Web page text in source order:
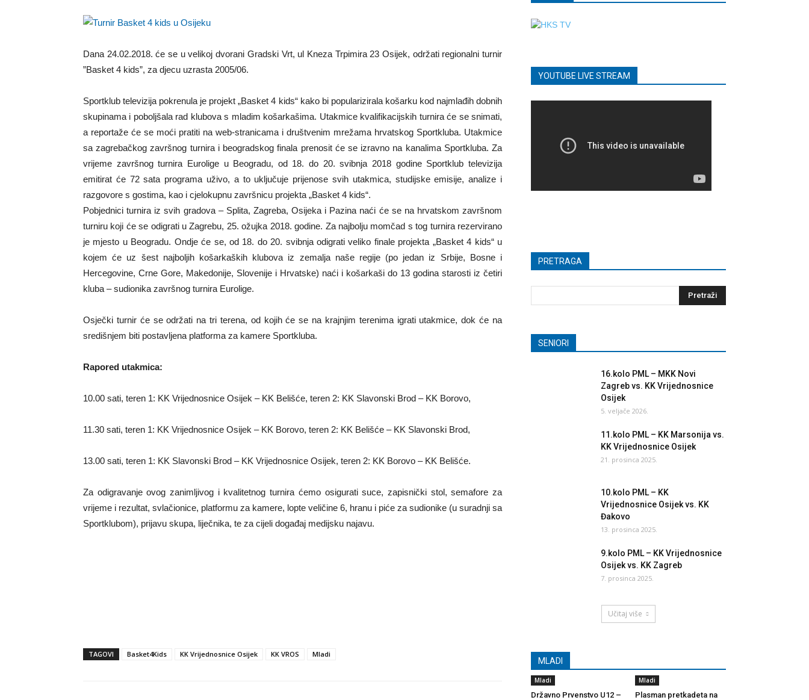
Dana 24.02.2018. će se u velikoj dvorani Gradski Vrt, ul Kneza Trpimira 23 Osijek, održati regionalni turnir
”Basket 4 kids”, za djecu uzrasta 2005/06.
Sportklub televizija pokrenula je projekt „Basket 4 kids“ kako bi popularizirala košarku kod najmlađih dobnih
skupinama i poboljšala rad klubova s mladim košarkašima. Utakmice kvalifikacijskih turnira će se snimati,
a reportaže će se moći pratiti na web-stranicama i društvenim mrežama hrvatskog Sportkluba. Utakmice
sa zagrebačkog završnog turnira i beogradskog finala prenosit će se izravno na kanalima Sportkluba. Za
vrijeme završnog turnira Eurolige u Beogradu, od 18. do 20. svibnja 2018 godine Sportklub televizija
emitirat će 72 sata programa uživo, a to uključuje prijenose svih utakmica, studijske emisije, analize i
razgovore s gostima, kao i cjelokupnu završnicu projekta „Basket 4 kids“.
Pobjednici turnira iz svih gradova – Splita, Zagreba, Osijeka i Pazina naći će se na hrvatskom završnom
turniru koji će se odigrati u Zagrebu, 25. ožujka 2018. godine. Za najbolju momčad s tog turnira rezervirano
je mjesto u Beogradu. Ondje će se, od 18. do 20. svibnja odigrati veliko finale projekta „Basket 4 kids“ u
kojem će uz šest najboljih košarkaških klubova iz zemalja naše regije (po jedan iz Srbije, Bosne i
Hercegovine, Crne Gore, Makedonije, Slovenije i Hrvatske) naći i košarkaši do 13 godina starosti iz četiri
kluba – sudionika završnog turnira Eurolige.
Osječki turnir će se održati na tri terena, od kojih će se na krajnjim terenima igrati utakmice, dok će na
središnjem biti postavljena platforma za kamere Sportkluba.
Rapored utakmica:
10.00 sati, teren 1: KK Vrijednosnice Osijek – KK Belišće, teren 2: KK Slavonski Brod – KK Borovo,
11.30 sati, teren 1: KK Vrijednosnice Osijek – KK Borovo, teren 2: KK Belišće – KK Slavonski Brod,
13.00 sati, teren 1: KK Slavonski Brod – KK Vrijednosnice Osijek, teren 2: KK Borovo – KK Belišće.
Za odigravanje ovog zanimljivog i kvalitetnog turnira ćemo osigurati suce, zapisnički stol, semafore za
vrijeme i rezultat, svlačionice, platformu za kamere, lopte veličine 6, hranu i piće za sudionike (u suradnji sa
Sportklubom), prijavu skupa, liječnika, te za cijeli događaj medijsku najavu.
TAGOVI Basket4Kids KK Vrijednosnice Osijek KK VROS Mladi
YOUTUBE LIVE STREAM
PRETRAGA
SENIORI
16.kolo PML – MKK Novi
Zagreb vs. KK Vrijednosnice
Osijek
5. veljače 2026.
11.kolo PML – KK Marsonija vs.
KK Vrijednosnice Osijek
21. prosinca 2025.
10.kolo PML – KK
Vrijednosnice Osijek vs. KK
Đakovo
13. prosinca 2025.
9.kolo PML – KK Vrijednosnice
Osijek vs. KK Zagreb
7. prosinca 2025.
Učitaj više
MLADI
Mladi
Državno Prvenstvo U12 –
Mladi
Plasman pretkadeta na